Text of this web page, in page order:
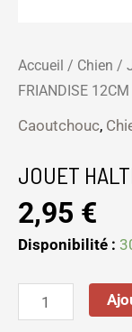
Accueil / Chien /
FRIANDISE 12CM
Caoutchouc,
JOUET
2,95 €
Disponibilité :